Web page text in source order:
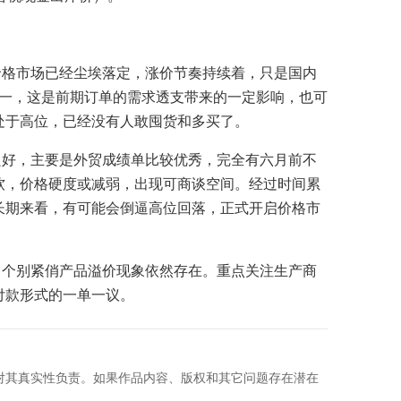
市场已经尘埃落定，涨价节奏持续着，只是国内
，这是前期订单的需求透支带来的一定影响，也可
高位，已经没有人敢囤货和多买了。
，主要是外贸成绩单比较优秀，完全有六月前不
价格硬度或减弱，出现可商谈空间。经过时间累
来看，有可能会倒逼高位回落，正式开启价格市
别紧俏产品溢价现象依然存在。重点关注生产商
形式的一单一议。
真实性负责。如果作品内容、版权和其它问题存在潜在